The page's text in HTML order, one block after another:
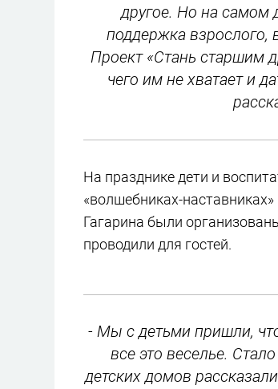
другое. Но на самом
поддержка взрослого,
Проект «Стань старшим
чего им не хватает и
На празднике дети и
«волшебниках-
Гагарина были
проводили для гостей.
- Мы с детьми пришли,
все это веселье.
детских домов